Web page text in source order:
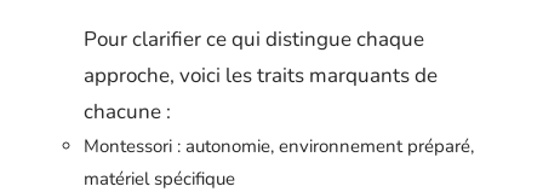
Pour clarifier ce qui distingue chaque
approche, voici les traits marquants de
chacune :
Montessori : autonomie, environnement préparé,
matériel spécifique